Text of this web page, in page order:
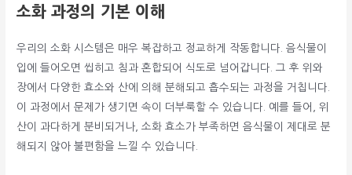
소화 과정의 기본 이해
우리의 소화 시스템은 매우 복잡하고 정교하게 작동합니다. 음식물이
입에 들어오면 씹히고 침과 혼합되어 식도로 넘어갑니다. 그 후 위와
장에서 다양한 효소와 산에 의해 분해되고 흡수되는 과정을 거칩니다.
이 과정에서 문제가 생기면 속이 더부룩할 수 있습니다. 예를 들어, 위
산이 과다하게 분비되거나, 소화 효소가 부족하면 음식물이 제대로 분
해되지 않아 불편함을 느낄 수 있습니다.